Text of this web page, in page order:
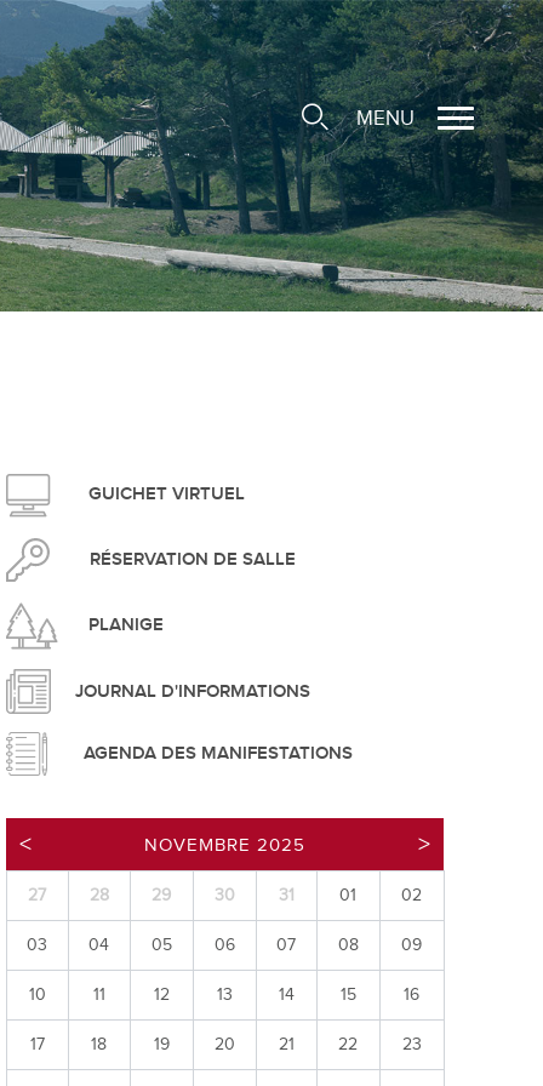
durable
d'ouverture
SIT
et service du feu
MENU
GUICHET VIRTUEL
RÉSERVATION DE SALLE
PLANIGE
JOURNAL D'INFORMATIONS
AGENDA DES MANIFESTATIONS
NOVEMBRE 2025
27 28 29 30 31 01 02
03 04 05 06 07 08 09
10 11 12 13 14 15 16
17 18 19 20 21 22 23